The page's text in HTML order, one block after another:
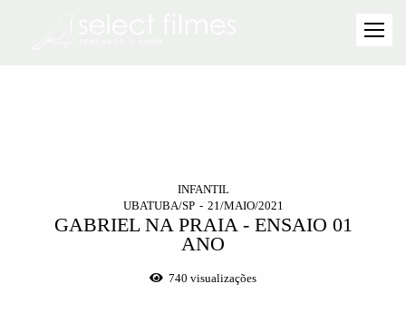
INFANTIL
UBATUBA/SP
21/MAIO/2021
GABRIEL NA PRAIA - ENSAIO 01
ANO
740 visualizações